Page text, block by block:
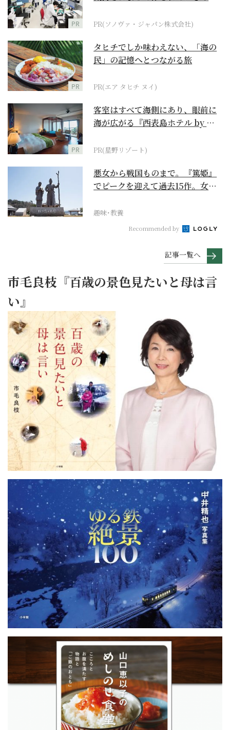
PR PR(ソノヴァ・ジャパン株式会社)
PR
タヒチでしか味わえない、「海の
民」の記憶へとつながる旅
PR(エア タヒチ ヌイ)
PR
客室はすべて海側にあり、眼前に
海が広がる『西表島ホテル by 星
PR(星野リゾート)
悪女から戦国ものまで。『篤姫』
でピークを迎えて過去15作。女性
趣味･教養
Recommended by
記事一覧へ
市毛良枝『百歳の景色見たいと母は言
い』